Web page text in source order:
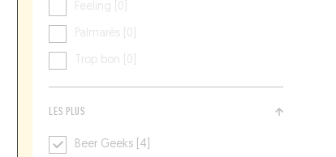
Feeling [0]
Palmarès [0]
Trop bon [0]
LES PLUS
Beer Geeks [4]